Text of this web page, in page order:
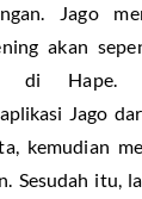
Jago
akan
di Hape.
Jago
kemudian
Sesudah itu,